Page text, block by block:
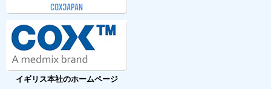
イギリス本社のホームページ